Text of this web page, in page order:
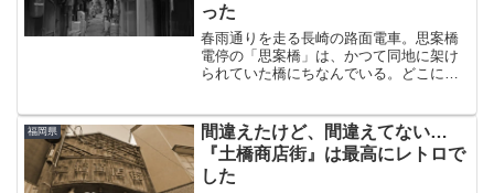
った
春雨通りを走る長崎の路面電車。思案橋
電停の「思案橋」は、かつて同地に架け
られていた橋にちなんでいる。どこにそ
は、橋があったのはかつてここを流れて
いた銅座川。現在は暗渠化...
福岡県
間違えたけど、間違えてない…
『土橋商店街』は最高にレトロで
した